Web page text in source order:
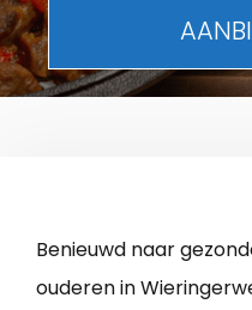
Benieuwd naar
ouderen in